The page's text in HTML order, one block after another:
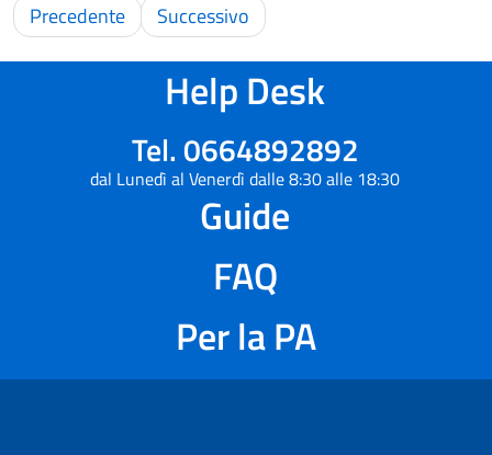
Precedente Successivo
Help Desk
Tel. 0664892892
dal Lunedì al Venerdì dalle 8:30 alle 18:30
Guide
FAQ
Per la PA